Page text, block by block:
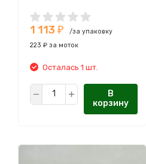
Производитель:
СЕМЕНОВСКАЯ ПРЯЖА
1 113 ₽
/за упаковку
223 ₽ за моток
Осталась 1 шт.
В
корзину